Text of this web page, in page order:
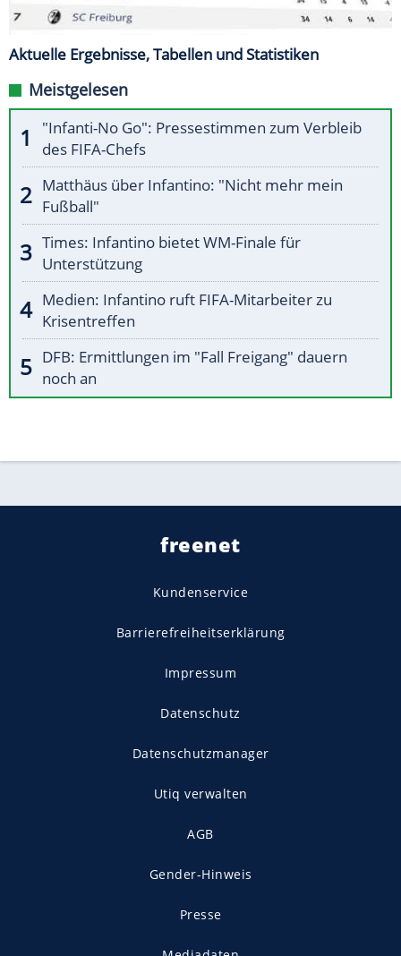
Aktuelle Ergebnisse, Tabellen und Statistiken
Meistgelesen
"Infanti-No Go": Pressestimmen zum Verbleib
des FIFA-Chefs
Matthäus über Infantino: "Nicht mehr mein
Fußball"
Times: Infantino bietet WM-Finale für
Unterstützung
Medien: Infantino ruft FIFA-Mitarbeiter zu
Krisentreffen
DFB: Ermittlungen im "Fall Freigang" dauern
noch an
freenet
Kundenservice
Barrierefreiheitserklärung
Impressum
Datenschutz
Datenschutzmanager
Utiq verwalten
AGB
Gender-Hinweis
Presse